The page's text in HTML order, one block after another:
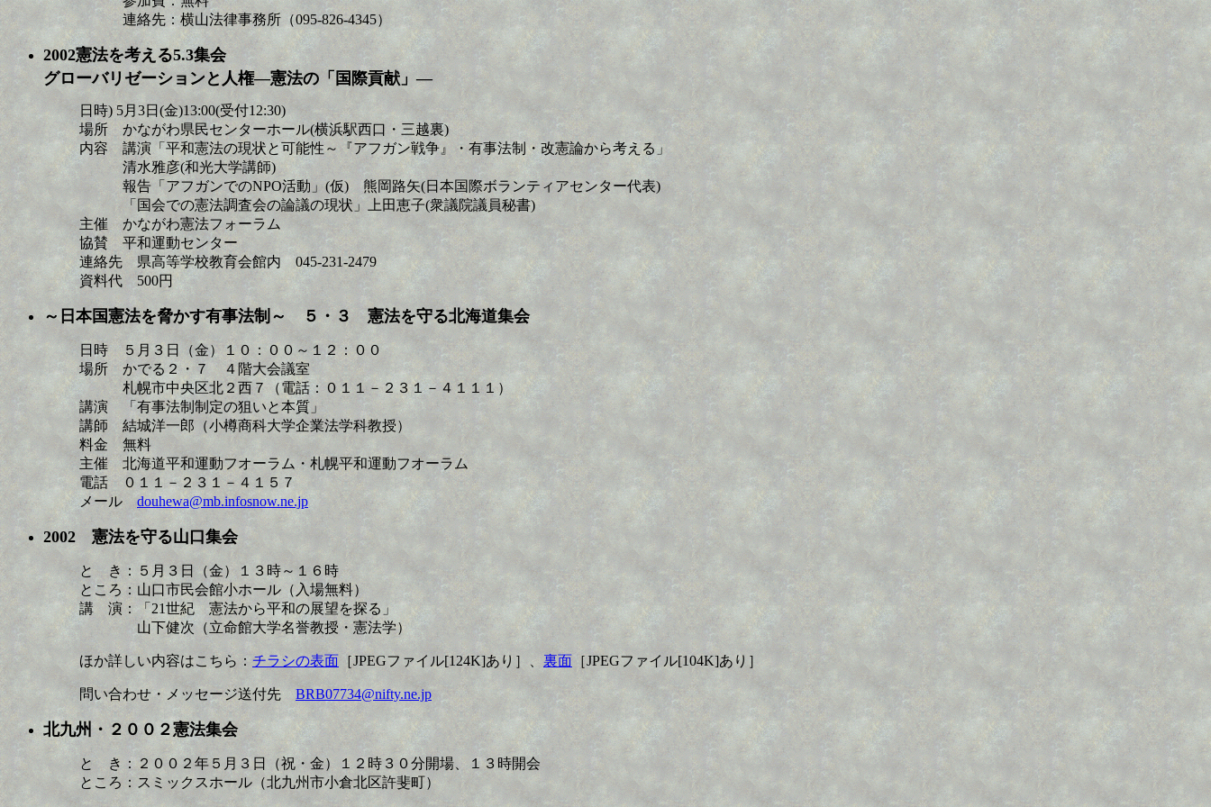
連絡先：横山法律事務所（095-826-4345）
2002憲法を考える5.3集会
グローバリゼーションと人権―憲法の「国際貢献」―
日時) 5月3日(金)13:00(受付12:30)
場所 かながわ県民センターホール(横浜駅西口・三越裏)
内容 講演「平和憲法の現状と可能性～『アフガン戦争』・有事法制・改憲論から考える」
清水雅彦(和光大学講師)
報告「アフガンでのNPO活動」(仮) 熊岡路矢(日本国際ボランティアセンター代表)
「国会での憲法調査会の論議の現状」上田恵子(衆議院議員秘書)
主催 かながわ憲法フォーラム
協賛 平和運動センター
連絡先 県高等学校教育会館内 045-231-2479
資料代 500円
～日本国憲法を脅かす有事法制～ ５・３ 憲法を守る北海道集会
日時 ５月３日（金）１０：００～１２：００
場所 かでる２・７ ４階大会議室
札幌市中央区北２西７（電話：０１１－２３１－４１１１）
講演 「有事法制制定の狙いと本質」
講師 結城洋一郎（小樽商科大学企業法学科教授）
料金 無料
主催 北海道平和運動フオーラム・札幌平和運動フオーラム
電話 ０１１－２３１－４１５７
メールdouhewa@mb.infosnow.ne.jp
2002 憲法を守る山口集会
と き：５月３日（金）１３時～１６時
ところ：山口市民会館小ホール（入場無料）
講 演：「21世紀 憲法から平和の展望を探る」
山下健次（立命館大学名誉教授・憲法学）
ほか詳しい内容はこちら： チラシの表面 ［JPEGファイル[124K]あり］、 裏面 ［JPEGファイル[104K]あり］
問い合わせ・メッセージ送付先 BRB07734@nifty.ne.jp
北九州・２００２憲法集会
と き：２００２年５月３日（祝・金）１２時３０分開場、１３時開会
ところ：スミックスホール（北九州市小倉北区許斐町）